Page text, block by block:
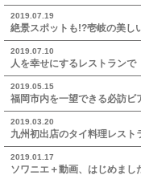
2019.07.19
絶景スポットも!?壱岐の美し
2019.07.10
人を幸せにするレストランで
2019.05.15
福岡市内を一望できる必訪ビ
2019.03.20
九州初出店のタイ料理レスト
2019.01.17
ソワニエ＋動画、はじめまし